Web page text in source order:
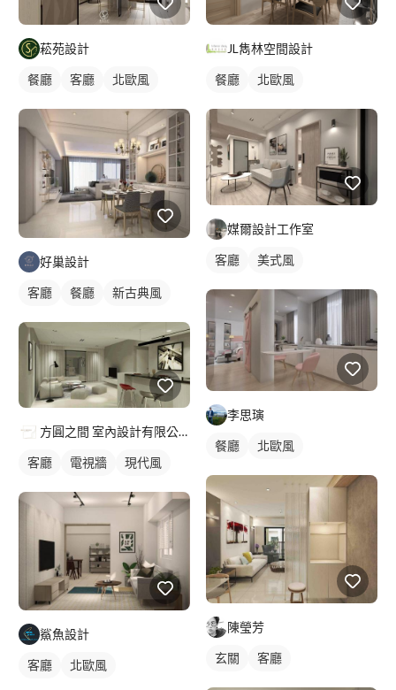
菘苑設計
餐廳 客廳 北歐風
好巢設計
客廳 餐廳 新古典風
方圓之間 室內設計有限公司
客廳 電視牆 現代風
鯊魚設計
客廳 北歐風
JL雋林空間設計
餐廳 北歐風
媒爾設計工作室
客廳 美式風
李思璌
餐廳 北歐風
陳瑩芳
玄關 客廳